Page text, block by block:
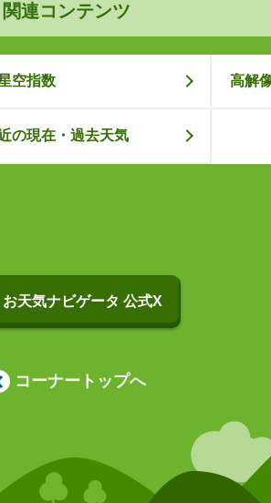
関連コンテンツ
空指数 高解
の現在・過去天気
お天気ナビゲータ 公式X
コーナートップへ